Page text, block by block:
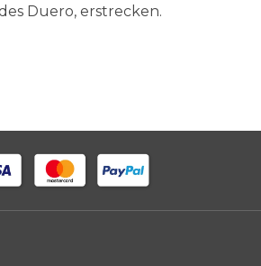
Duero, erstrecken.